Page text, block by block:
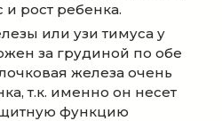
рост ребенка.
или узи тимуса у
за грудиной по обе
железа очень
т.к. именно он несет
функцию